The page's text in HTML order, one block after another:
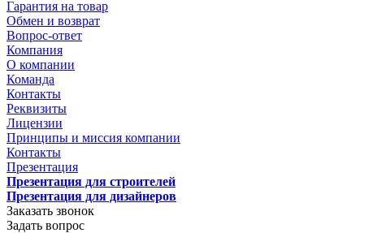
Гарантия на товар
Обмен и возврат
Вопрос-ответ
Компания
О компании
Команда
Контакты
Реквизиты
Лицензии
Принципы и миссия компании
Контакты
Презентация
Презентация для строителей
Презентация для дизайнеров
Заказать звонок
Задать вопрос